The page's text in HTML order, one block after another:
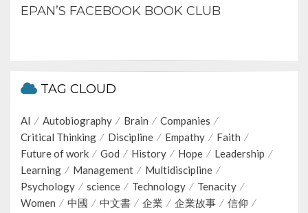
EPAN’S FACEBOOK BOOK CLUB
TAG CLOUD
AI Autobiography Brain
Companies
Critical Thinking
Discipline Empathy
Faith
Future of work
God History Hope
Leadership
Learning
Management
Multidiscipline
Psychology
science Technology
Tenacity
Women
中國 中文書 企業 企業故事
信仰